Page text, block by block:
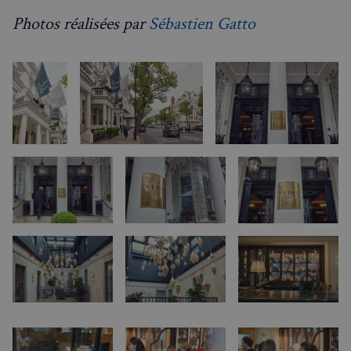
Photos réalisées parSébastien Gatto